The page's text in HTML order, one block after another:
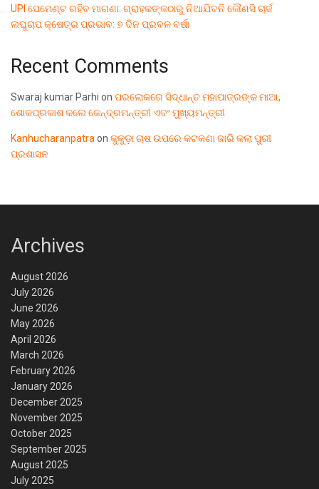
UPI ପେମେଣ୍ଟ ରହିବ ମାଗଣା: ଗ୍ରାହକଙ୍କଠାରୁ ନିଆଯିବନି କୌଣସି ଚାର୍ଜ
ଲଘୁଚାପ କ୍ଷେତ୍ର ପ୍ରଭାବ: ୭ ଦିନ ପ୍ରବଳ ବର୍ଷା
Recent Comments
Swaraj kumar Parhi on ପରଲୋକରେ ସିଦ୍ଧାନ୍ତ ମହାପାତ୍ରଙ୍କ ମାଆ,
ଶୋକପ୍ରକାଶ କଲେ କେନ୍ଦ୍ରମନ୍ତ୍ରୀ ଏବଂ ମୁଖ୍ୟମନ୍ତ୍ରୀ
Kanhucharanpatra on କୁକୁଡ଼ା ଚାଷ ଉପରେ କଟକଣା ଜାରି କଲା ପୁରୀ
ପ୍ରଶାସନ
Archives
August 2026
July 2026
June 2026
May 2026
April 2026
March 2026
February 2026
January 2026
December 2025
November 2025
October 2025
September 2025
August 2025
July 2025